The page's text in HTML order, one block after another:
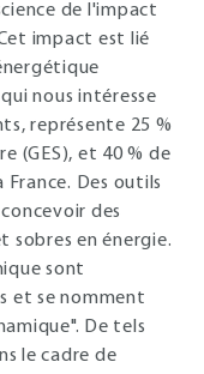
de l'impact
impact est lié
nous intéresse
représente 25 %
(GES), et 40 % de
Des outils
des
en énergie.
sont
et se nomment
De tels
le cadre de